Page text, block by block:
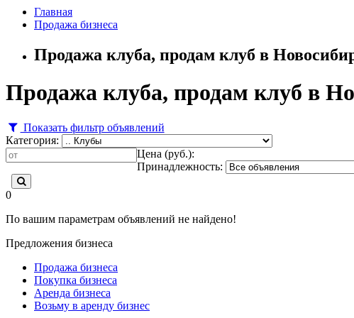
Главная
Продажа бизнеса
Продажа клуба, продам клуб в
Продажа клуба, продам клуб в
Показать фильтр объявлений
Категория:
Цена (руб.):
Принадлежность:
0
По вашим параметрам объявлений не найдено!
Предложения бизнеса
Продажа бизнеса
Покупка бизнеса
Аренда бизнеса
Возьму в аренду бизнес